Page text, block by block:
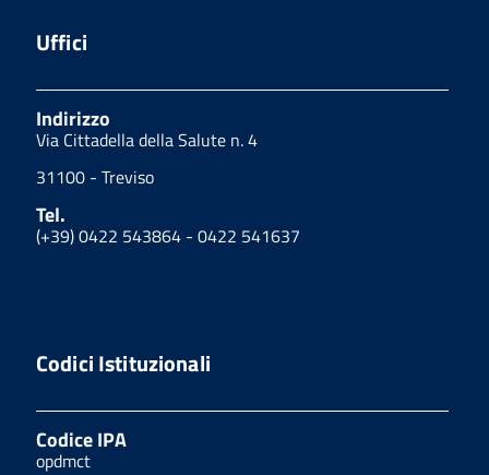
Uffici
Indirizzo
Via Cittadella della Salute n. 4
31100 - Treviso
Tel.
(+39) 0422 543864 - 0422 541637
Codici Istituzionali
Codice IPA
opdmct